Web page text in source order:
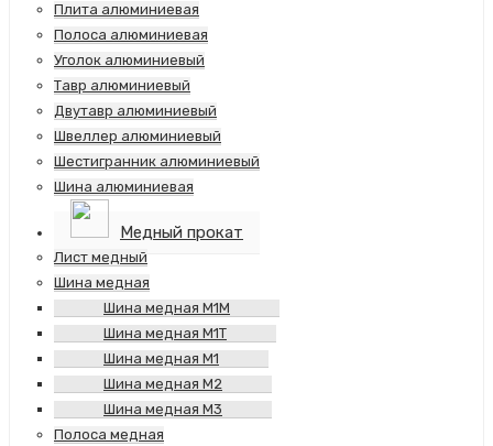
Плита алюминиевая
Полоса алюминиевая
Уголок алюминиевый
Тавр алюминиевый
Двутавр алюминиевый
Швеллер алюминиевый
Шестигранник алюминиевый
Шина алюминиевая
Медный прокат
Лист медный
Шина медная
Шина медная М1М
Шина медная М1Т
Шина медная М1
Шина медная М2
Шина медная М3
Полоса медная